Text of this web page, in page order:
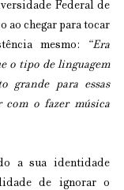
Federal de
ao chegar para tocar
mesmo:
“Era
o tipo de linguagem
grande para essas
com o fazer música
a sua identidade
de ignorar o